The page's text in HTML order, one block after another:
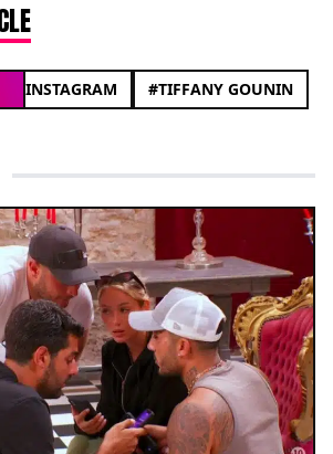
INSTAGRAM #TIFFANY GOUNIN